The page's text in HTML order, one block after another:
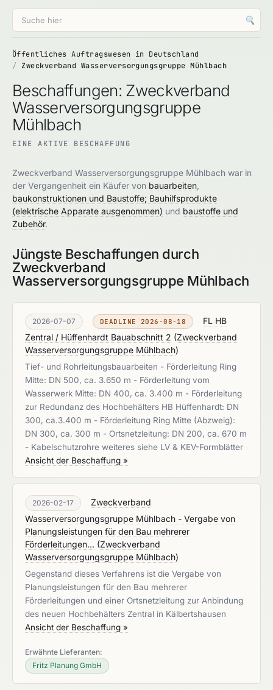
🔍
Öffentliches Auftragswesen in Deutschland
Zweckverband Wasserversorgungsgruppe Mühlbach
Beschaffungen: Zweckverband
Wasserversorgungsgruppe
Mühlbach
EINE AKTIVE BESCHAFFUNG
Zweckverband Wasserversorgungsgruppe Mühlbach war in
der Vergangenheit ein Käufer von bauarbeiten
baukonstruktionen und Baustoffe; Bauhilfsprodukte
(elektrische Apparate ausgenommen) und baustoffe und
Zubehör.
Jüngste Beschaffungen durch
Zweckverband
Wasserversorgungsgruppe Mühlbach
2026-07-07 DEADLINE 2026-08-18
FL HB
Zentral / Hüffenhardt Bauabschnitt 2 (Zweckverband
Wasserversorgungsgruppe Mühlbach)
Tief- und Rohrleitungsbauarbeiten - Förderleitung Ring
Mitte: DN 500, ca. 3.650 m - Förderleitung vom
Wasserwerk Mitte: DN 400, ca. 3.400 m - Förderleitung
zur Redundanz des Hochbehälters HB Hüffenhardt: DN
300, ca.3.400 m - Förderleitung Ring Mitte (Abzweig):
DN 300, ca. 300 m - Ortsnetzleitung: DN 200, ca. 670 m
- Kabelschutzrohre weiteres siehe LV & KEV-Formblätter
Ansicht der Beschaffung »
2026-02-17
Zweckverband
Wasserversorgungsgruppe Mühlbach - Vergabe von
Planungsleistungen für den Bau mehrerer
Förderleitungen... (Zweckverband
Wasserversorgungsgruppe Mühlbach)
Gegenstand dieses Verfahrens ist die Vergabe von
Planungsleistungen für den Bau mehrerer
Förderleitungen und einer Ortsnetzleitung zur Anbindung
des neuen Hochbehälters Zentral in Kälbertshausen
Ansicht der Beschaffung »
Erwähnte Lieferanten:
Fritz Planung GmbH